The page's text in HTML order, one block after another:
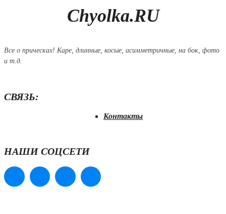
Chyolka.RU
Все о прическах! Каре, длинные, косые, асимметричные, на бок, фото
и т.д.
СВЯЗЬ:
Контакты
НАШИ СОЦСЕТИ